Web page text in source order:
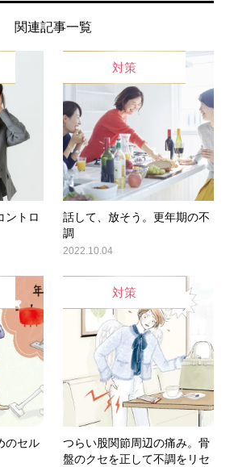
関連記事一覧
ントロ
対策
話して、放そう。更年期の不
調
2022.10.04
のセル
対策
つらい股関節周辺の痛み。骨
盤のクセを正して不調をリセ